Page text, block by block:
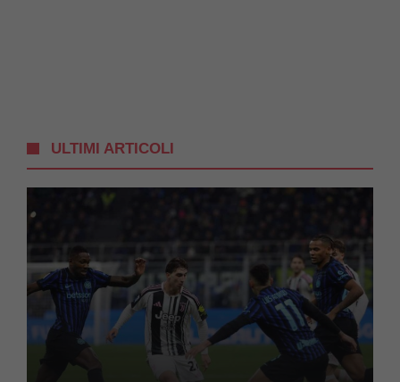
ULTIMI ARTICOLI